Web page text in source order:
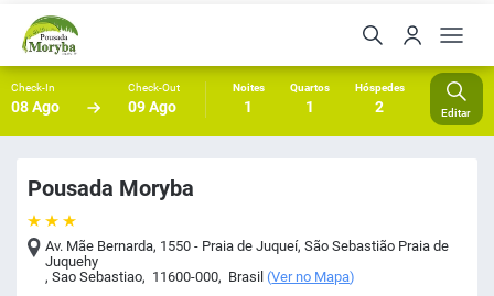
Check-In
08 Ago
Check-Out
09 Ago
Noites
1
Quartos
1
Hóspedes
2 Editar
Pousada Moryba
Av. Mãe Bernarda, 1550 - Praia de Juqueí, São Sebastião Praia de
Juquehy
,Sao Sebastiao, 11600-000, Brasil (Ver no Mapa)